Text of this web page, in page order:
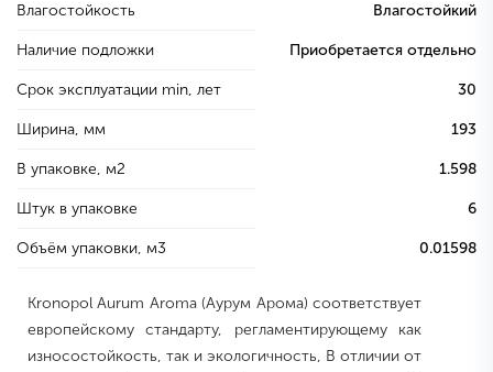
Влагостойкость Влагостойкий
Наличие подложки Приобретается отдельно
Срок эксплуатации min, лет 30
Ширина, мм 193
В упаковке, м2 1.598
Штук в упаковке 6
Объём упаковки, м3 0.01598
Kronopol Aurum Aroma (Аурум Арома) соответствует
европейскому стандарту, регламентирующему как
износостойкость, так и экологичность, В отличии от